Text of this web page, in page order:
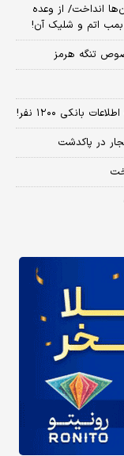
انداخت/ از وعده
تنگه هرمز
۱۲۰۰ نفر!
در پاکدشت